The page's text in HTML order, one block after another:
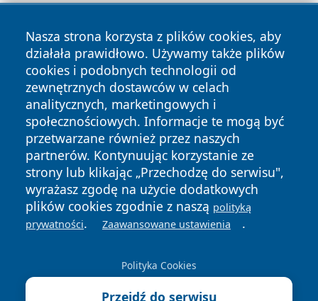
Nasza strona korzysta z plików cookies, aby
działała prawidłowo. Używamy także plików
cookies i podobnych technologii od
zewnętrznych dostawców w celach
analitycznych, marketingowych i
społecznościowych. Informacje te mogą być
przetwarzane również przez naszych
partnerów. Kontynuując korzystanie ze
strony lub klikając „Przechodzę do serwisu",
wyrażasz zgodę na użycie dodatkowych
plików cookies zgodnie z naszą polityką
prywatności. Zaawansowane ustawienia .
Polityka Cookies
Przejdź do serwisu
Copyright © 2026 echolegnica.pl Wszystkie prawa
zastrzeżone.
News Autorzy
Polityka
Prywatności
Polityka
Cookies